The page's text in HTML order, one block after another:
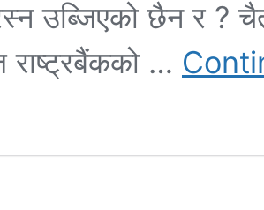
उब्जिएको छैन र ?
राष्ट्रबैंकको …